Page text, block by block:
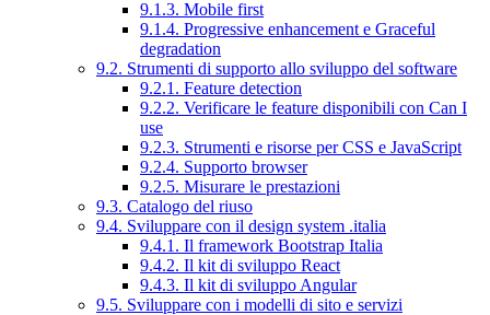
9.1.3. Mobile first
9.1.4. Progressive enhancement e Graceful
degradation
9.2. Strumenti di supporto allo sviluppo del software
9.2.1. Feature detection
9.2.2. Verificare le feature disponibili con Can I
use
9.2.3. Strumenti e risorse per CSS e JavaScript
9.2.4. Supporto browser
9.2.5. Misurare le prestazioni
9.3. Catalogo del riuso
9.4. Sviluppare con il design system .italia
9.4.1. Il framework Bootstrap Italia
9.4.2. Il kit di sviluppo React
9.4.3. Il kit di sviluppo Angular
9.5. Sviluppare con i modelli di sito e servizi